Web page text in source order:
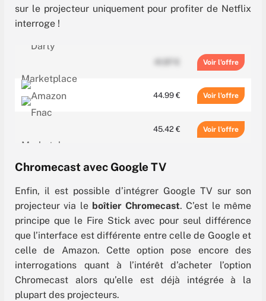
sur le projecteur uniquement pour profiter de Netflix
interroge !
Voir
44.99 € Voir
45.42 € Voir
61.59 €
69.99 € Voir
114.98 €
Chromecast avec Google TV
Enfin, il est possible d’intégrer Google TV sur son
projecteur via le boîtier Chromecast. C’est le même
principe que le Fire Stick avec pour seul différence
que l’interface est différente entre celle de Google et
celle de Amazon. Cette option pose encore des
interrogations quant à l’intérêt d’acheter l’option
Chromecast alors qu’elle est déjà intégrée à la
plupart des projecteurs.